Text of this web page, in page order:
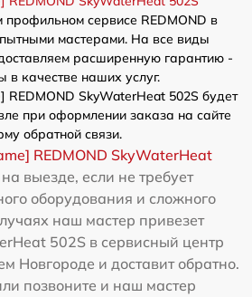
сервисе REDMOND в
мастерами. На все виды
расширенную гарантию -
в качестве наших услуг.
REDMOND SkyWaterHeat 502S будет
при оформлении заказа на сайте
обратной связи.
REDMOND SkyWaterHeat
выезде, если не требует
оборудования и сложного
наш мастер привезет
502S в сервисный центр
Новгороде и доставит обратно.
позвоните и наш мастер